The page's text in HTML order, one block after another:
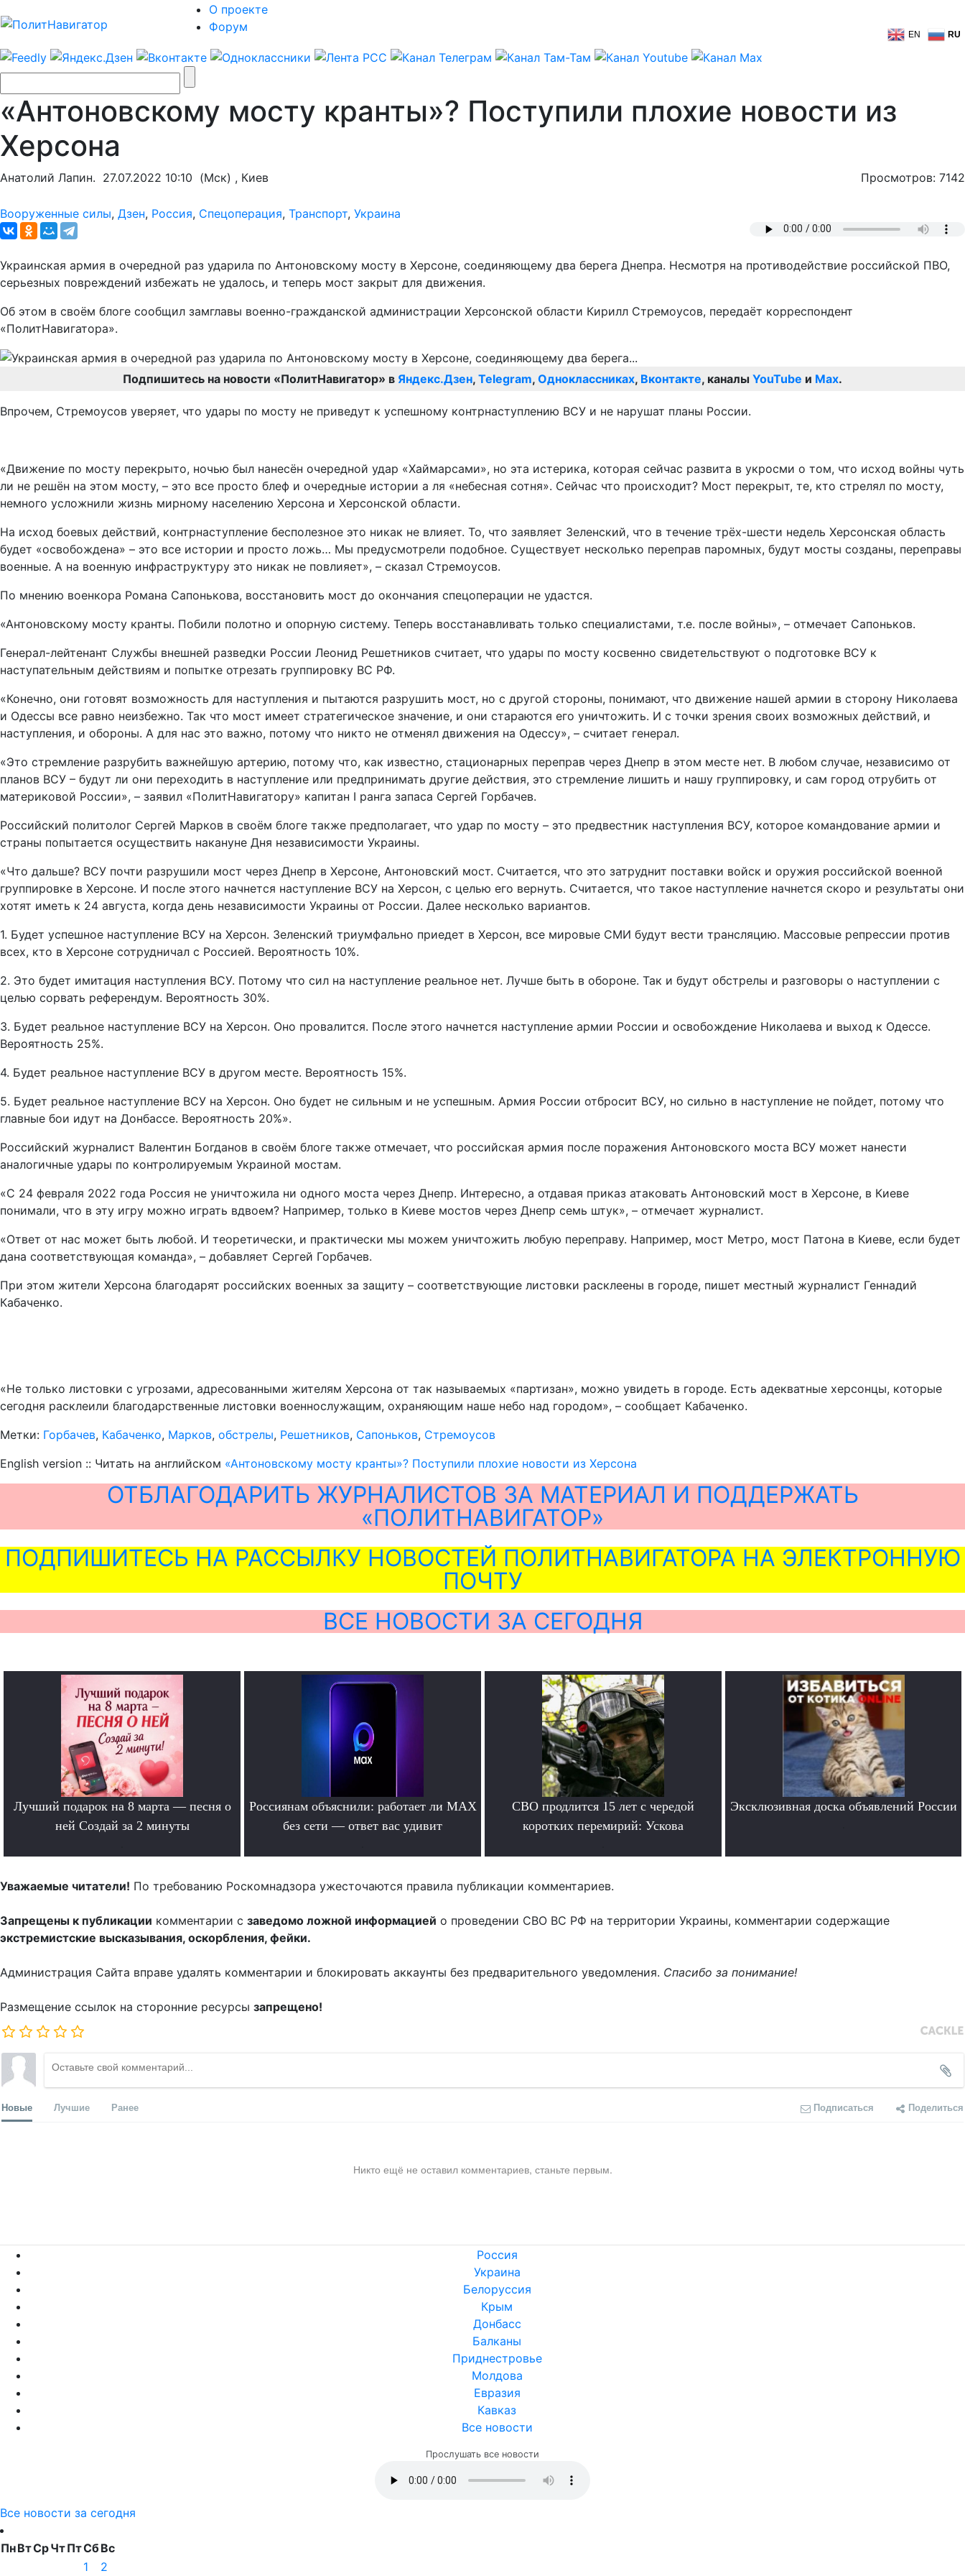
О проекте
Форум
EN RU
«Антоновскому мосту кранты»? Поступили плохие новости из
Херсона
Анатолий Лапин. 27.07.2022 10:10 (Мск) , Киев Просмотров: 7142
Вооруженные силы, Дзен, Россия, Спецоперация, Транспорт, Украина
Украинская армия в очередной раз ударила по Антоновскому мосту в Херсоне, соединяющему два берега Днепра. Несмотря на противодействие российской ПВО,
серьезных повреждений избежать не удалось, и теперь мост закрыт для движения.
Об этом в своём блоге сообщил замглавы военно-гражданской администрации Херсонской области Кирилл Стремоусов, передаёт корреспондент
«ПолитНавигатора».
Подпишитесь на новости «ПолитНавигатор» в Яндекс.Дзен, Telegram, Одноклассниках, Вконтакте, каналы YouTube и Max.
Впрочем, Стремоусов уверяет, что удары по мосту не приведут к успешному контрнаступлению ВСУ и не нарушат планы России.
«Движение по мосту перекрыто, ночью был нанесён очередной удар «Хаймарсами», но эта истерика, которая сейчас развита в укросми о том, что исход войны чуть
ли не решён на этом мосту, – это все просто блеф и очередные истории а ля «небесная сотня». Сейчас что происходит? Мост перекрыт, те, кто стрелял по мосту,
немного усложнили жизнь мирному населению Херсона и Херсонской области.
На исход боевых действий, контрнаступление бесполезное это никак не влияет. То, что заявляет Зеленский, что в течение трёх-шести недель Херсонская область
будет «освобождена» – это все истории и просто ложь… Мы предусмотрели подобное. Существует несколько переправ паромных, будут мосты созданы, переправы
военные. А на военную инфраструктуру это никак не повлияет», – сказал Стремоусов.
По мнению военкора Романа Сапонькова, восстановить мост до окончания спецоперации не удастся.
«Антоновскому мосту кранты. Побили полотно и опорную систему. Теперь восстанавливать только специалистами, т.е. после войны», – отмечает Сапоньков.
Генерал-лейтенант Службы внешней разведки России Леонид Решетников считает, что удары по мосту косвенно свидетельствуют о подготовке ВСУ к
наступательным действиям и попытке отрезать группировку ВС РФ.
«Конечно, они готовят возможность для наступления и пытаются разрушить мост, но с другой стороны, понимают, что движение нашей армии в сторону Николаева
и Одессы все равно неизбежно. Так что мост имеет стратегическое значение, и они стараются его уничтожить. И с точки зрения своих возможных действий, и
наступления, и обороны. А для нас это важно, потому что никто не отменял движения на Одессу», – считает генерал.
«Это стремление разрубить важнейшую артерию, потому что, как известно, стационарных переправ через Днепр в этом месте нет. В любом случае, независимо от
планов ВСУ – будут ли они переходить в наступление или предпринимать другие действия, это стремление лишить и нашу группировку, и сам город отрубить от
материковой России», – заявил «ПолитНавигатору» капитан I ранга запаса Сергей Горбачев.
Российский политолог Сергей Марков в своём блоге также предполагает, что удар по мосту – это предвестник наступления ВСУ, которое командование армии и
страны попытается осуществить накануне Дня независимости Украины.
«Что дальше? ВСУ почти разрушили мост через Днепр в Херсоне, Антоновский мост. Считается, что это затруднит поставки войск и оружия российской военной
группировке в Херсоне. И после этого начнется наступление ВСУ на Херсон, с целью его вернуть. Считается, что такое наступление начнется скоро и результаты они
хотят иметь к 24 августа, когда день независимости Украины от России. Далее несколько вариантов.
1. Будет успешное наступление ВСУ на Херсон. Зеленский триумфально приедет в Херсон, все мировые СМИ будут вести трансляцию. Массовые репрессии против
всех, кто в Херсоне сотрудничал с Россией. Вероятность 10%.
2. Это будет имитация наступления ВСУ. Потому что сил на наступление реальное нет. Лучше быть в обороне. Так и будут обстрелы и разговоры о наступлении с
целью сорвать референдум. Вероятность 30%.
3. Будет реальное наступление ВСУ на Херсон. Оно провалится. После этого начнется наступление армии России и освобождение Николаева и выход к Одессе.
Вероятность 25%.
4. Будет реальное наступление ВСУ в другом месте. Вероятность 15%.
5. Будет реальное наступление ВСУ на Херсон. Оно будет не сильным и не успешным. Армия России отбросит ВСУ, но сильно в наступление не пойдет, потому что
главные бои идут на Донбассе. Вероятность 20%».
Российский журналист Валентин Богданов в своём блоге также отмечает, что российская армия после поражения Антоновского моста ВСУ может нанести
аналогичные удары по контролируемым Украиной мостам.
«С 24 февраля 2022 года Россия не уничтожила ни одного моста через Днепр. Интересно, а отдавая приказ атаковать Антоновский мост в Херсоне, в Киеве
понимали, что в эту игру можно играть вдвоем? Например, только в Киеве мостов через Днепр семь штук», – отмечает журналист.
«Ответ от нас может быть любой. И теоретически, и практически мы можем уничтожить любую переправу. Например, мост Метро, мост Патона в Киеве, если будет
дана соответствующая команда», – добавляет Сергей Горбачев.
При этом жители Херсона благодарят российских военных за защиту – соответствующие листовки расклеены в городе, пишет местный журналист Геннадий
Кабаченко.
«Не только листовки с угрозами, адресованными жителям Херсона от так называемых «партизан», можно увидеть в городе. Есть адекватные херсонцы, которые
сегодня расклеили благодарственные листовки военнослужащим, охраняющим наше небо над городом», – сообщает Кабаченко.
Метки: Горбачев, Кабаченко, Марков, обстрелы, Решетников, Сапоньков, Стремоусов
English version :: Читать на английском «Антоновскому мосту кранты»? Поступили плохие новости из Херсона
ОТБЛАГОДАРИТЬ ЖУРНАЛИСТОВ ЗА МАТЕРИАЛ И ПОДДЕРЖАТЬ
«ПОЛИТНАВИГАТОР»
ПОДПИШИТЕСЬ НА РАССЫЛКУ НОВОСТЕЙ ПОЛИТНАВИГАТОРА НА ЭЛЕКТРОННУЮ
ПОЧТУ
ВСЕ НОВОСТИ ЗА СЕГОДНЯ
Лучший подарок на 8 марта — песня о
ней Создай за 2 минуты
Россиянам объяснили: работает ли MAX
без сети — ответ вас удивит
СВО продлится 15 лет с чередой
коротких перемирий: Ускова
Эксклюзивная доска объявлений России
Уважаемые читатели! По требованию Роскомнадзора ужесточаются правила публикации комментариев.
Запрещены к публикации комментарии с заведомо ложной информацией о проведении СВО ВС РФ на территории Украины, комментарии содержащие
экстремистские высказывания, оскорбления, фейки.
Администрация Сайта вправе удалять комментарии и блокировать аккаунты без предварительного уведомления. Спасибо за понимание!
Размещение ссылок на сторонние ресурсы запрещено!
Новые Лучшие Ранее Подписаться Поделиться
Никто ещё не оставил комментариев, станьте первым.
Россия
Украина
Белоруссия
Крым
Донбасс
Балканы
Приднестровье
Молдова
Евразия
Кавказ
Все новости
Прослушать все новости
Все новости за сегодня
ПнВтСрЧтПтСбВс
1
2